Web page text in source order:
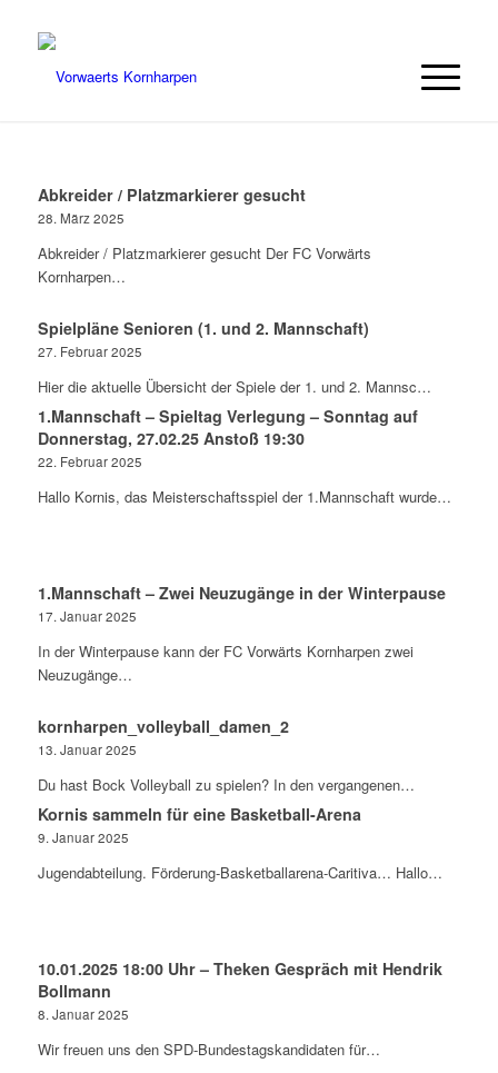
Abkreider / Platzmarkierer gesucht
28. März 2025
Abkreider / Platzmarkierer gesucht Der FC Vorwärts
Kornharpen…
Spielpläne Senioren (1. und 2. Mannschaft)
27. Februar 2025
Hier die aktuelle Übersicht der Spiele der 1. und 2. Mannsc…
1.Mannschaft – Spieltag Verlegung – Sonntag auf
Donnerstag, 27.02.25 Anstoß 19:30
22. Februar 2025
Hallo Kornis, das Meisterschaftsspiel der 1.Mannschaft wurde…
1.Mannschaft – Zwei Neuzugänge in der Winterpause
17. Januar 2025
In der Winterpause kann der FC Vorwärts Kornharpen zwei
Neuzugänge…
kornharpen_volleyball_damen_2
13. Januar 2025
Du hast Bock Volleyball zu spielen? In den vergangenen…
Kornis sammeln für eine Basketball-Arena
9. Januar 2025
Jugendabteilung. Förderung-Basketballarena-Caritiva… Hallo…
10.01.2025 18:00 Uhr – Theken Gespräch mit Hendrik
Bollmann
8. Januar 2025
Wir freuen uns den SPD-Bundestagskandidaten für…